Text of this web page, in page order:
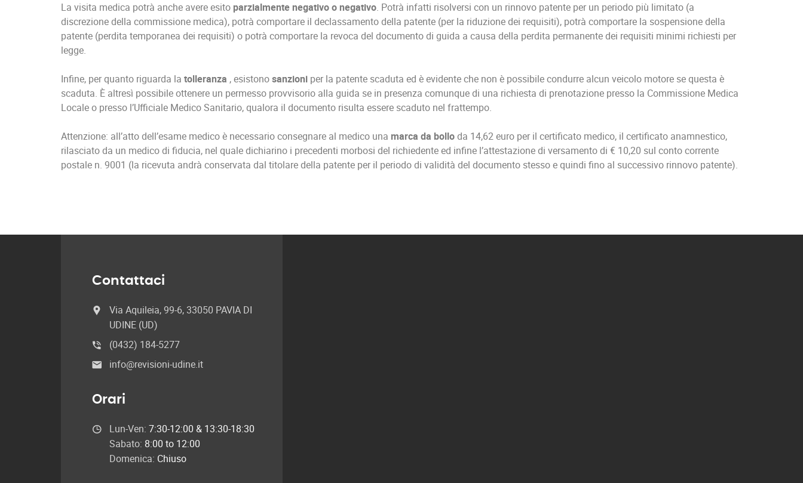
La visita medica potrà anche avere esito parzialmente negativo o negativo. Potrà infatti risolversi con un rinnovo patente per un periodo più limitato (a
discrezione della commissione medica), potrà comportare il declassamento della patente (per la riduzione dei requisiti), potrà comportare la sospensione della
patente (perdita temporanea dei requisiti) o potrà comportare la revoca del documento di guida a causa della perdita permanente dei requisiti minimi richiesti per
legge.
Infine, per quanto riguarda la tolleranza , esistonosanzioni per la patente scaduta ed è evidente che non è possibile condurre alcun veicolo motore se questa è
scaduta. È altresì possibile ottenere un permesso provvisorio alla guida se in presenza comunque di una richiesta di prenotazione presso la Commissione Medica
Locale o presso l’Ufficiale Medico Sanitario, qualora il documento risulta essere scaduto nel frattempo.
Attenzione: all’atto dell’esame medico è necessario consegnare al medico una marca da bolloda 14,62 euro per il certificato medico, il certificato anamnestico,
rilasciato da un medico di fiducia, nel quale dichiarino i precedenti morbosi del richiedente ed infine l’attestazione di versamento di € 10,20 sul conto corrente
postale n. 9001 (la ricevuta andrà conservata dal titolare della patente per il periodo di validità del documento stesso e quindi fino al successivo rinnovo patente).
Contattaci
Via Aquileia, 99-6, 33050 PAVIA DI
UDINE (UD)
(0432) 184-5277
info@revisioni-udine.it
Orari
Lun-Ven: 7:30-12:00 & 13:30-18:30
Sabato: 8:00 to 12:00
Domenica: Chiuso